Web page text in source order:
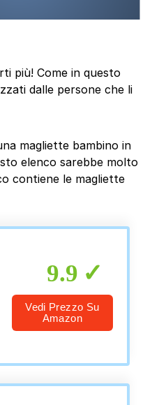
più! Come in questo
dalle persone che li
magliette bambino in
elenco sarebbe molto
contiene le magliette
9.9
Vedi Prezzo Su
Amazon